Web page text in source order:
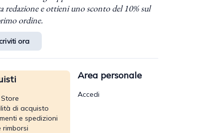
redazione e ottieni uno sconto del 10% sul
ordine.
ora
di acquisto
e spedizioni
rimborsi
Area personale
Accedi